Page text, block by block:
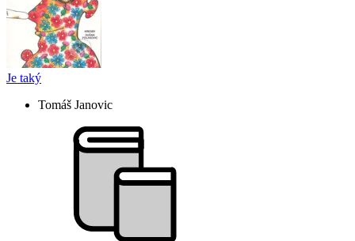
Je taký
Tomáš Janovic